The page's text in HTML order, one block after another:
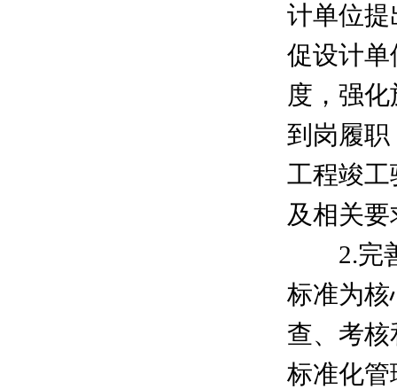
计单位
促设计
度，强
到岗履
工程竣
及相关
2.完善
标准为
查、考
标准化